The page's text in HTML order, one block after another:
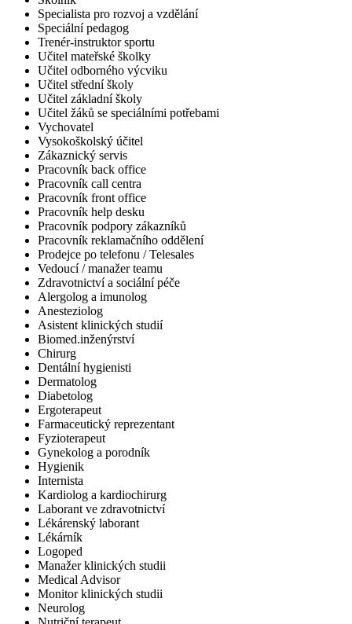
Specialista pro rozvoj a vzdělání
Speciální pedagog
Trenér-instruktor sportu
Učitel mateřské školky
Učitel odborného výcviku
Učitel střední školy
Učitel základní školy
Učitel žáků se speciálními potřebami
Vychovatel
Vysokoškolský účitel
Zákaznický servis
Pracovník back office
Pracovník call centra
Pracovník front office
Pracovník help desku
Pracovník podpory zákazníků
Pracovník reklamačního oddělení
Prodejce po telefonu / Telesales
Vedoucí / manažer teamu
Zdravotnictví a sociální péče
Alergolog a imunolog
Anesteziolog
Asistent klinických studií
Biomed.inženýrství
Chirurg
Dentální hygienisti
Dermatolog
Diabetolog
Ergoterapeut
Farmaceutický reprezentant
Fyzioterapeut
Gynekolog a porodník
Hygienik
Internista
Kardiolog a kardiochirurg
Laborant ve zdravotnictví
Lékárenský laborant
Lékárník
Logoped
Manažer klinických studii
Medical Advisor
Monitor klinických studii
Neurolog